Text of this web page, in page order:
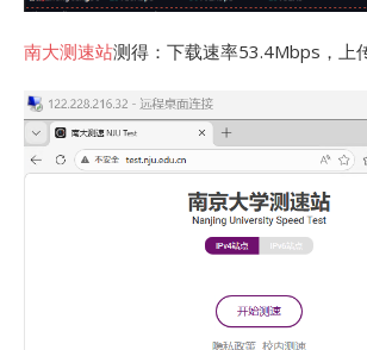
南大测速站测得：下载速率53.4Mbps，上